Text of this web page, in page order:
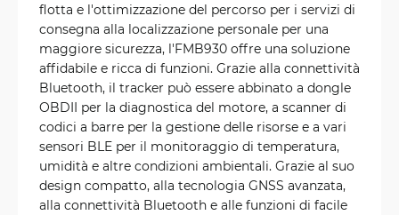
flotta e l'ottimizzazione del percorso per i servizi di
consegna alla localizzazione personale per una
maggiore sicurezza, l'FMB930 offre una soluzione
affidabile e ricca di funzioni. Grazie alla connettività
Bluetooth, il tracker può essere abbinato a dongle
OBDII per la diagnostica del motore, a scanner di
codici a barre per la gestione delle risorse e a vari
sensori BLE per il monitoraggio di temperatura,
umidità e altre condizioni ambientali. Grazie al suo
design compatto, alla tecnologia GNSS avanzata,
alla connettività Bluetooth e alle funzioni di facile